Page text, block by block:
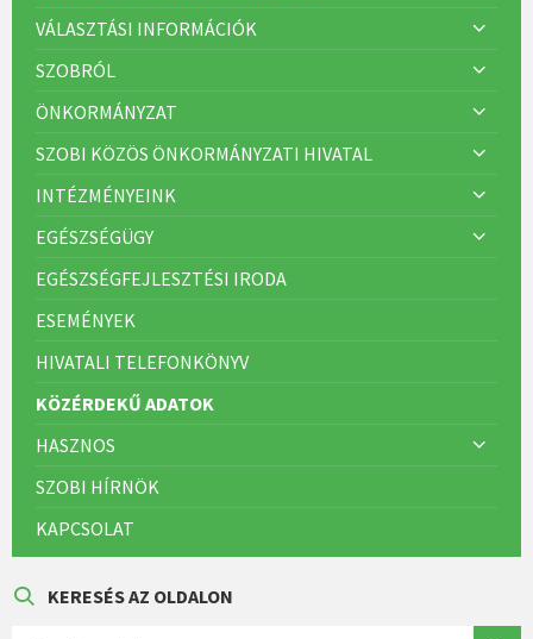
VÁLASZTÁSI INFORMÁCIÓK
SZOBRÓL
ÖNKORMÁNYZAT
SZOBI KÖZÖS ÖNKORMÁNYZATI HIVATAL
INTÉZMÉNYEINK
EGÉSZSÉGÜGY
EGÉSZSÉGFEJLESZTÉSI IRODA
ESEMÉNYEK
HIVATALI TELEFONKÖNYV
KÖZÉRDEKŰ ADATOK
HASZNOS
SZOBI HÍRNÖK
KAPCSOLAT
KERESÉS AZ OLDALON